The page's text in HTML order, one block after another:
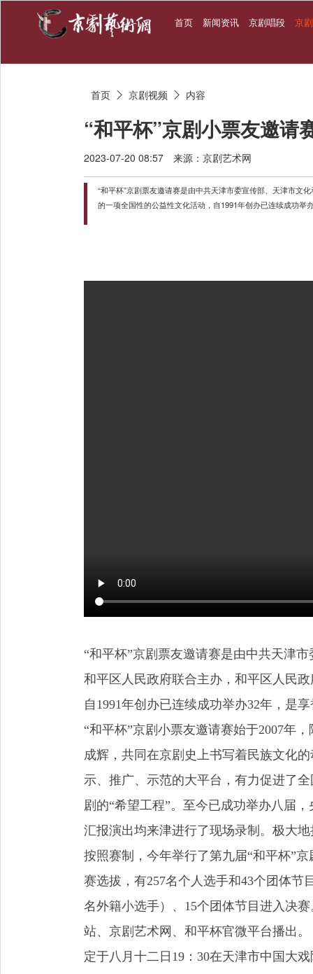
首页 新闻资讯 京剧唱段 京
首页  京剧视频  内容
“和平杯”京剧小票友邀
2023-07-20 08:57 来源：京剧艺术网
“和平杯”京剧票友邀请赛是由中共天津市委宣传部、天津市文
的一项全国性的公益性文化活动，自1991年创办已连续成功举
“和平杯”京剧票友邀请赛是由中共天津
和平区人民政府联合主办，和平区人民
自1991年创办已连续成功举办32年，是
“和平杯”京剧小票友邀请赛始于2007年
成辉，共同在京剧史上书写着民族文化
示、推广、示范的大平台，有力促进了
剧的“希望工程”。至今已成功举办八届
汇报演出均来津进行了现场录制。极大
按照赛制，今年举行了第九届“和平杯”
赛选拔，有257名个人选手和43个团体节
名外籍小选手）、15个团体节目进入决
站、京剧艺术网、和平杯官微平台播出。
定于八月十二日19：30在天津市中国大